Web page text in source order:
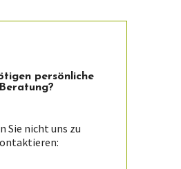
Die
persön­liche
Beratung?
Sie nicht uns zu